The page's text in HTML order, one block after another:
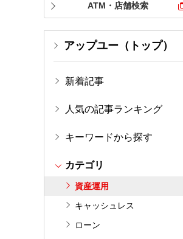
ATM・店舗検索
アップユー（トップ）
新着記事
人気の記事ランキング
キーワードから探す
カテゴリ
資産運用
キャッシュレス
ローン